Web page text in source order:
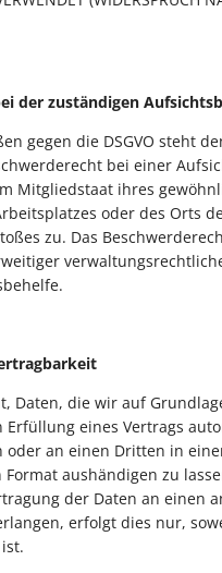
der zuständigen
gegen die DSGVO steht
bei einer
Mitgliedstaat ihres
oder des Orts
zu. Das
Daten, die wir auf
Erfüllung eines Vertrags
oder an einen Dritten in
aushändigen zu
der Daten an einen
erfolgt dies nur,